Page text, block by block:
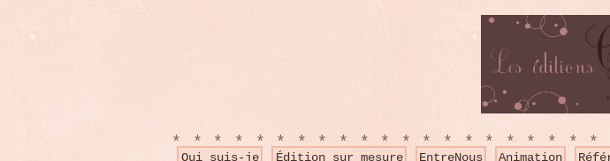
Qui suis-je Édition sur mesure EntreNous Animation